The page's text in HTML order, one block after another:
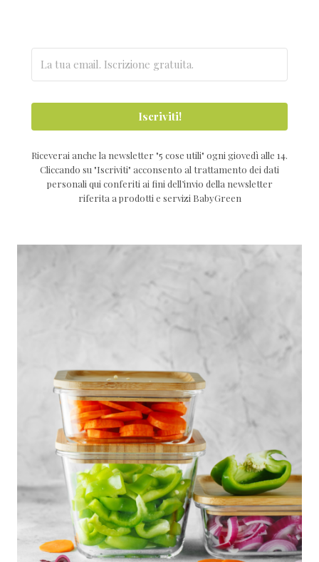
Iscriviti!
Riceverai anche la newsletter "5 cose utili" ogni giovedì alle 14.
Cliccando su "Iscriviti" acconsento al trattamento dei dati
personali qui conferiti ai fini dell’invio della newsletter
riferita a prodotti e servizi BabyGreen